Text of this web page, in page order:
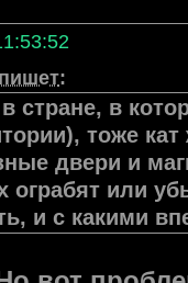
пишет:
в стране, в
тоже
двери и
ограбят или
и с какими